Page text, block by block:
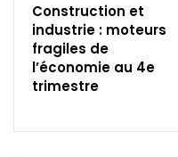
Construction et
industrie : moteurs
fragiles de
l’économie au 4e
trimestre